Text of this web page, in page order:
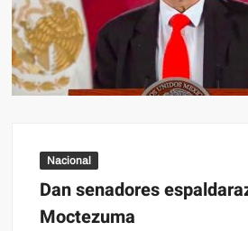
Nacional
Dan senadores
Moctezuma